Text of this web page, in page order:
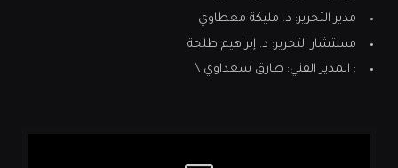
مدير التحرير: د. مليكة معطاوي
مستشار التحرير: د. إبراهيم طلحة
: المدير الفني: طارق سعداوي \